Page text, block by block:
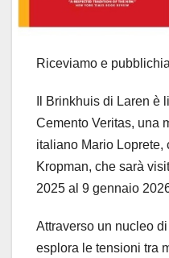
Riceviamo e
Il Brinkhuis di Laren è
Cemento Veritas, una
italiano Mario Loprete,
Kropman, che sarà
2025 al 9 gennaio
Attraverso un nucleo
esplora le tensioni tra